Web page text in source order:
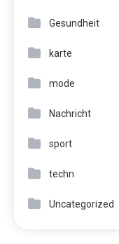
Gesundheit
karte
mode
Nachricht
sport
techn
Uncategorized